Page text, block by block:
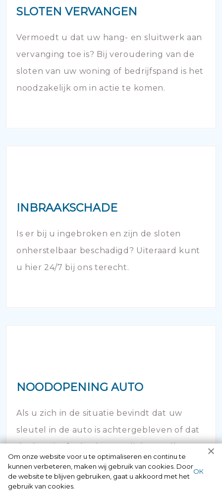
SLOTEN VERVANGEN
Vermoedt u dat uw hang- en sluitwerk aan
vervanging toe is? Bij veroudering van de
sloten van uw woning of bedrijfspand is het
noodzakelijk om in actie te komen.
INBRAAKSCHADE
Is er bij u ingebroken en zijn de sloten
onherstelbaar beschadigd? Uiteraard kunt
u hier 24/7 bij ons terecht.
NOODOPENING AUTO
Als u zich in de situatie bevindt dat uw
sleutel in de auto is achtergebleven of dat
de deur is afgebroken en dichtgevallen -
bel dan onze autoslotenmaker!
Om onze website voor u te optimaliseren en continu te
kunnen verbeteren, maken wij gebruik van cookies. Door
de website te blijven gebruiken, gaat u akkoord met het
gebruik van cookies.
ОК